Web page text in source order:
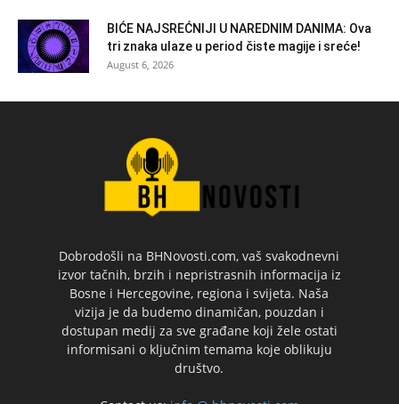
BIĆE NAJSREĆNIJI U NAREDNIM DANIMA: Ova
tri znaka ulaze u period čiste magije i sreće!
August 6, 2026
Dobrodošli na BHNovosti.com, vaš svakodnevni
izvor tačnih, brzih i nepristrasnih informacija iz
Bosne i Hercegovine, regiona i svijeta. Naša
vizija je da budemo dinamičan, pouzdan i
dostupan medij za sve građane koji žele ostati
informisani o ključnim temama koje oblikuju
društvo.